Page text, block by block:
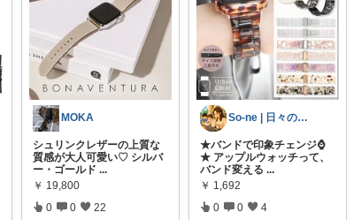
MOKA
シュリンクレザーの上質な
質感が大人可愛い♡ シルバ
ー・ゴールド ...
￥ 19,800
0 0 22
So-ne | 日々の暮らしを豊かに🍀
★バンドで印象チェンジ⌚
★ アップルウォッチって、
バンド変える ...
￥ 1,692
0 0 4